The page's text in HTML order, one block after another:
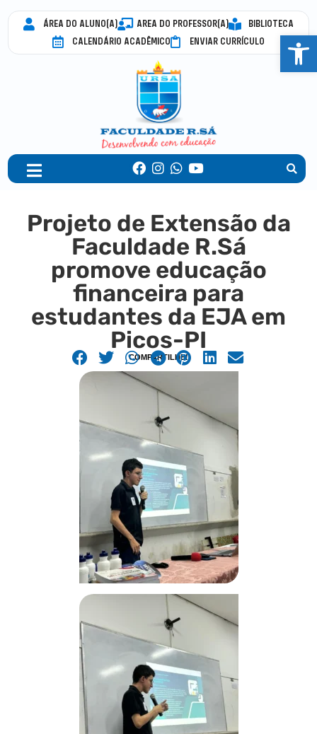
ÁREA DO ALUNO(A) AREA DO PROFESSOR(A)
BIBLIOTECA
CALENDÁRIO ACADÊMICO
ENVIAR CURRÍCULO
Projeto de Extensão da
Faculdade R.Sá
promove educação
financeira para
estudantes da EJA em
Picos-PI
COMPARTILHE!
Abrir